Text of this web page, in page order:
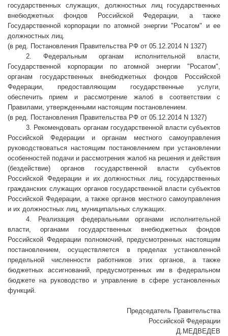
государственных служащих, должностных лиц государственных
внебюджетных фондов Российской Федерации, а также
Государственной корпорации по атомной энергии "Росатом" и ее
должностных лиц.
(в ред. Постановления Правительства РФ от 05.12.2014 N 1327)
2. Федеральным органам исполнительной власти,
Государственной корпорации по атомной энергии "Росатом",
органам государственных внебюджетных фондов Российской
Федерации, предоставляющим государственные услуги,
обеспечить прием и рассмотрение жалоб в соответствии с
Правилами, утвержденными настоящим постановлением.
(в ред. Постановления Правительства РФ от 05.12.2014 N 1327)
3. Рекомендовать органам государственной власти субъектов
Российской Федерации и органам местного самоуправления
руководствоваться настоящим постановлением при установлении
особенностей подачи и рассмотрения жалоб на решения и действия
(бездействие) органов государственной власти субъектов
Российской Федерации и их должностных лиц, государственных
гражданских служащих органов государственной власти субъектов
Российской Федерации, а также органов местного самоуправления
и их должностных лиц, муниципальных служащих.
4. Реализация федеральными органами исполнительной
власти, органами государственных внебюджетных фондов
Российской Федерации полномочий, предусмотренных настоящим
постановлением, осуществляется в пределах установленной
предельной численности работников этих органов, а также
бюджетных ассигнований, предусмотренных им в федеральном
бюджете на руководство и управление в сфере установленных
функций.
Председатель Правительства
Российской Федерации
Д.МЕДВЕДЕВ